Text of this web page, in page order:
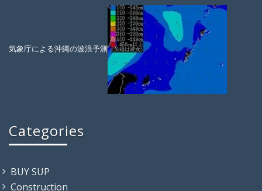
気象庁による沖縄の波浪予測
Categories
BUY SUP
Construction